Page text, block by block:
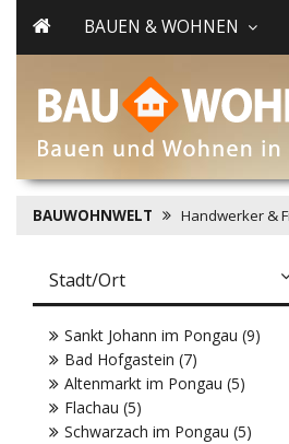
BAUEN & WOHNEN
BAUWOHNWELT Handwerker &
Stadt/Ort
Sankt Johann im Pongau (9)
Bad Hofgastein (7)
Altenmarkt im Pongau (5)
Flachau (5)
Schwarzach im Pongau (5)